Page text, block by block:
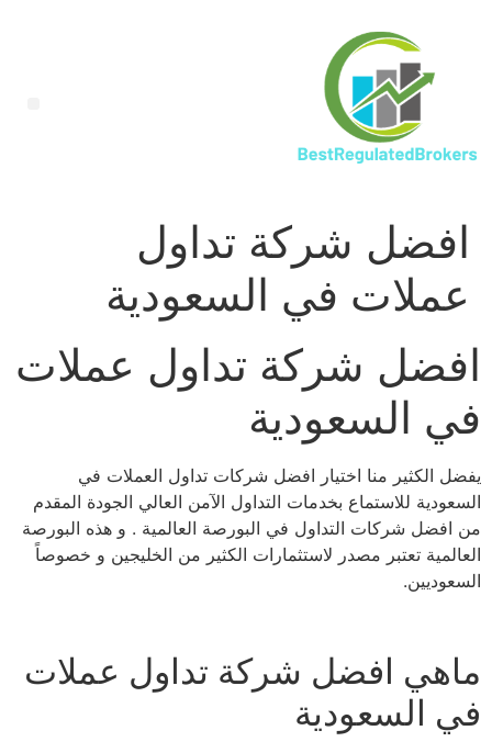
افضل شركة تداول
عملات في السعودية
افضل شركة تداول عملات
في السعودية
يفضل الكثير منا اختيار افضل شركات تداول العملات في
السعودية للاستماع بخدمات التداول الآمن العالي الجودة المقدم
من افضل شركات التداول في البورصة العالمية . و هذه البورصة
العالمية تعتبر مصدر لاستثمارات الكثير من الخليجين و خصوصاً
السعوديين.
ماهي افضل شركة تداول عملات
في السعودية